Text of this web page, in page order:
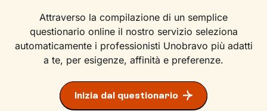
Attraverso la compilazione di un semplice
questionario online il nostro servizio seleziona
automaticamente i professionisti Unobravo più adatti
a te, per esigenze, affinità e preferenze.
Inizia dal questionario